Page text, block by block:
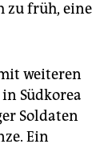
zu früh, eine
weiteren
Südkorea
Soldaten
Ein